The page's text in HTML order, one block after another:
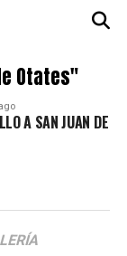
Otates"
A SAN JUAN DE